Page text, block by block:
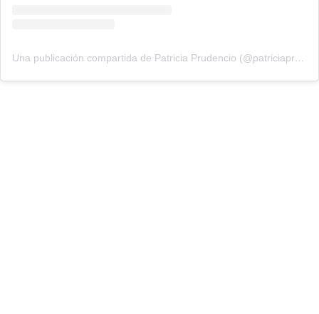
Una publicación compartida de Patricia Prudencio (@patriciaprudencio98)